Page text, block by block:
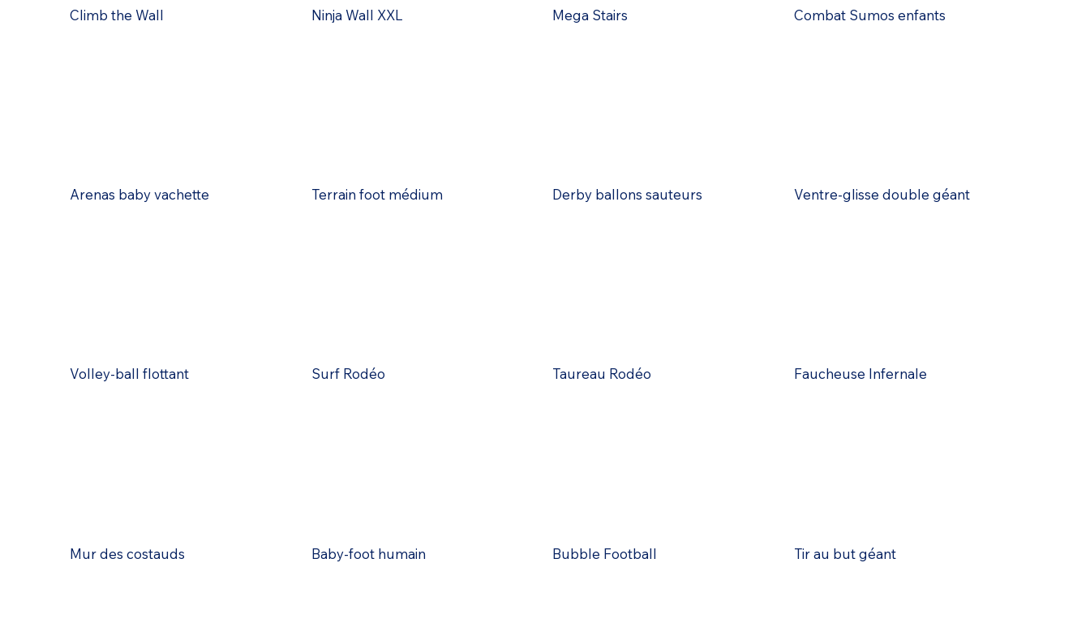
Climb the Wall Ninja Wall XXL Mega Stairs Combat Sumos enfants
Arenas baby vachette Terrain foot médium Derby ballons sauteurs Ventre-glisse double géant
Volley-ball flottant Surf Rodéo Taureau Rodéo Faucheuse Infernale
Mur des costauds Baby-foot humain Bubble Football Tir au but géant